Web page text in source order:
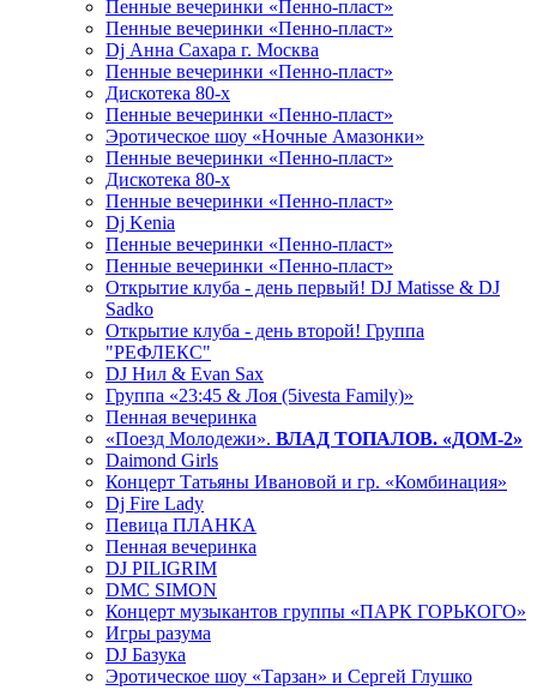
Пенные вечеринки «Пенно-пласт»
Пенные вечеринки «Пенно-пласт»
Dj Анна Сахара г. Москва
Пенные вечеринки «Пенно-пласт»
Дискотека 80-х
Пенные вечеринки «Пенно-пласт»
Эротическое шоу «Ночные Амазонки»
Пенные вечеринки «Пенно-пласт»
Дискотека 80-х
Пенные вечеринки «Пенно-пласт»
Dj Kenia
Пенные вечеринки «Пенно-пласт»
Пенные вечеринки «Пенно-пласт»
Открытие клуба - день первый! DJ Matisse & DJ
Sadko
Открытие клуба - день второй! Группа
"РЕФЛЕКС"
DJ Нил & Evan Sax
Группа «23:45 & Лоя (5ivesta Family)»
Пенная вечеринка
«Поезд Молодежи». ВЛАД ТОПАЛОВ. «ДОМ-2»
Daimond Girls
Концерт Татьяны Ивановой и гр. «Комбинация»
Dj Fire Lady
Певица ПЛАНКА
Пенная вечеринка
DJ PILIGRIM
DMC SIMON
Концерт музыкантов группы «ПАРК ГОРЬКОГО»
Игры разума
DJ Базука
Эротическое шоу «Тарзан» и Сергей Глушко